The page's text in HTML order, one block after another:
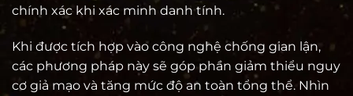
chính xác khi xác minh danh tính.
Khi được tích hợp vào công nghệ chống gian lận,
các phương pháp này sẽ góp phần giảm thiểu nguy
cơ giả mạo và tăng mức độ an toàn tổng thể. Nhìn